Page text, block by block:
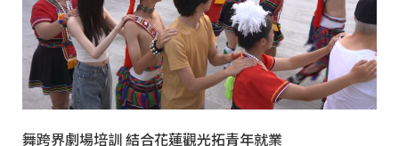
舞跨界劇場培訓 結合花蓮觀光拓青年就業